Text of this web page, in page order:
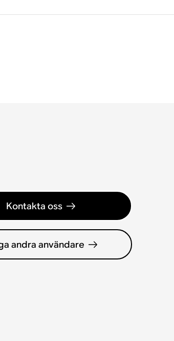
Kontakta oss
andra användare